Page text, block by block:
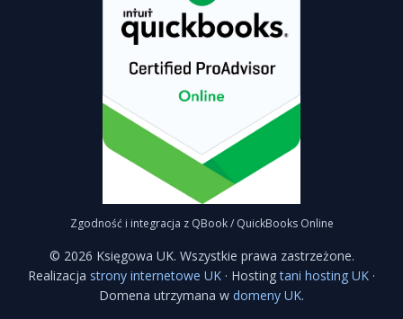
Zgodność i integracja z QBook / QuickBooks Online
© 2026 Księgowa UK. Wszystkie prawa zastrzeżone.
Realizacja strony internetowe UK · Hostingtani hosting UK ·
Domena utrzymana w domeny UK.